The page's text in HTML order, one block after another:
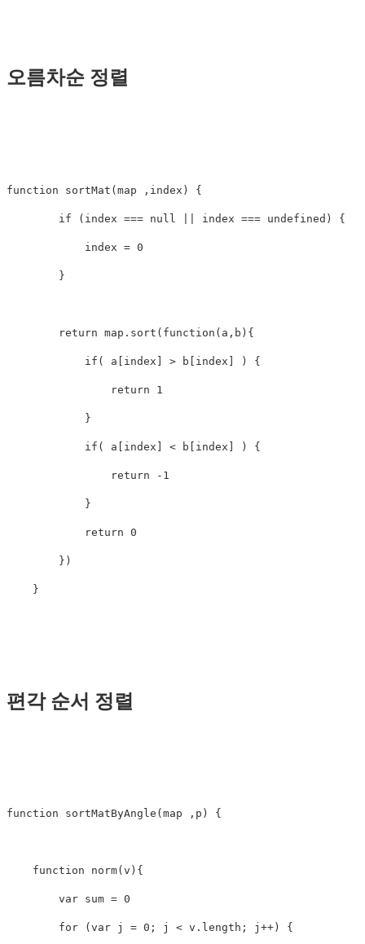
오름차순 정렬
function sortMat (map , index ) {
if ( index === null index === undefined ) {
index = 0
}
return map . sort ( function ( a , b ){
if ( a [ index ] > b [ index ] ) {
return 1
}
if ( a [ index ] < b [ index ] ) {
return - 1
}
return 0
})
}
편각 순서 정렬
function sortMatByAngle ( map , p ) {
function norm( v ){
var sum = 0
for ( var j = 0 ; j < v . length ; j ++ ) {